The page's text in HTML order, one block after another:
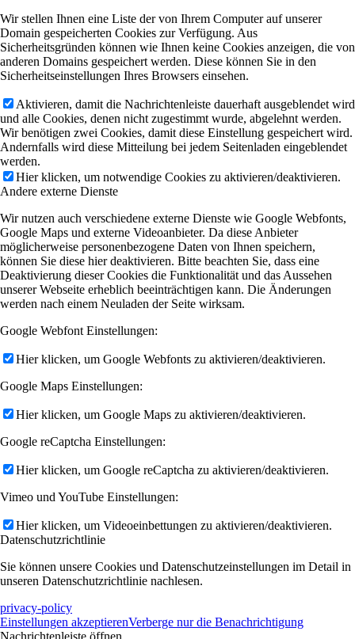
Wir stellen Ihnen eine Liste der von Ihrem Computer auf unserer
Domain gespeicherten Cookies zur Verfügung. Aus
Sicherheitsgründen können wie Ihnen keine Cookies anzeigen, die von
anderen Domains gespeichert werden. Diese können Sie in den
Sicherheitseinstellungen Ihres Browsers einsehen.
Aktivieren, damit die Nachrichtenleiste dauerhaft ausgeblendet wird
und alle Cookies, denen nicht zugestimmt wurde, abgelehnt werden.
Wir benötigen zwei Cookies, damit diese Einstellung gespeichert wird.
Andernfalls wird diese Mitteilung bei jedem Seitenladen eingeblendet
werden.
Hier klicken, um notwendige Cookies zu aktivieren/deaktivieren.
Andere externe Dienste
Wir nutzen auch verschiedene externe Dienste wie Google Webfonts,
Google Maps und externe Videoanbieter. Da diese Anbieter
möglicherweise personenbezogene Daten von Ihnen speichern,
können Sie diese hier deaktivieren. Bitte beachten Sie, dass eine
Deaktivierung dieser Cookies die Funktionalität und das Aussehen
unserer Webseite erheblich beeinträchtigen kann. Die Änderungen
werden nach einem Neuladen der Seite wirksam.
Google Webfont Einstellungen:
Hier klicken, um Google Webfonts zu aktivieren/deaktivieren.
Google Maps Einstellungen:
Hier klicken, um Google Maps zu aktivieren/deaktivieren.
Google reCaptcha Einstellungen:
Hier klicken, um Google reCaptcha zu aktivieren/deaktivieren.
Vimeo und YouTube Einstellungen:
Hier klicken, um Videoeinbettungen zu aktivieren/deaktivieren.
Datenschutzrichtlinie
Sie können unsere Cookies und Datenschutzeinstellungen im Detail in
unseren Datenschutzrichtlinie nachlesen.
privacy-policy
Einstellungen akzeptierenVerberge nur die Benachrichtigung